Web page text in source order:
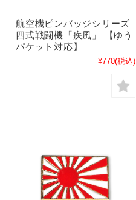
航空機ピンバッジシリーズ
四式戦闘機「疾風」 【ゆう
パケット対応】
¥770(税込)